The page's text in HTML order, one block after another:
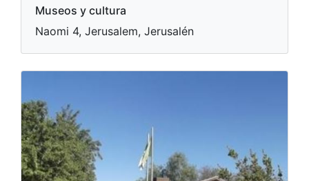
Museos y cultura
Naomi 4, Jerusalem, Jerusalén